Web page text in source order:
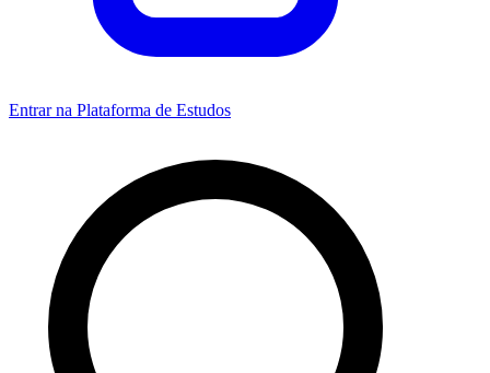
Entrar na Plataforma de Estudos